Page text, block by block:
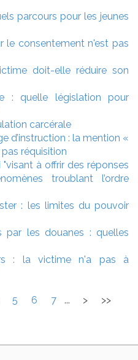
parcours pour les jeunes
le consentement n'est pas
doit-elle réduire son
: quelle législation pour
carcérale
d’instruction : la mention «
réquisition
à offrir des réponses
troublant l’ordre
: les limites du pouvoir
par les douanes : quelles
: la victime n'a pas à
5 6 7 ... > >>